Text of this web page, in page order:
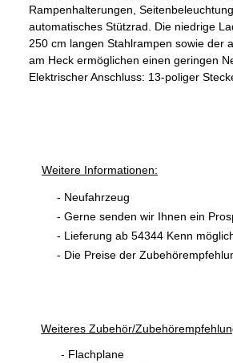
Rampenhalterungen,
automatisches Stützrad. Die niedrige
250 cm langen Stahlrampen sowie der
am Heck ermöglichen einen geringen
Elektrischer Anschluss: 13-poliger
Weitere Informationen:
- Neufahrzeug
- Gerne senden wir Ihnen ein
- Lieferung ab 54344 Kenn
- Die Preise der
Weiteres Zubehör/
- Flachplane